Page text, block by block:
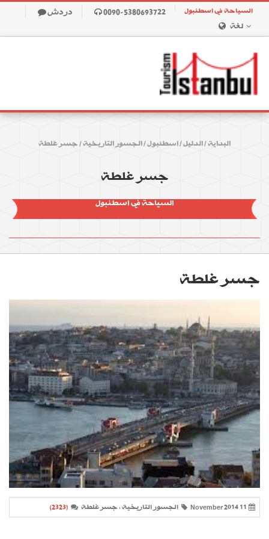
السياحة في اسطنبول 0090-5380693722 دردش
لغة
البداية/الدليل/اسطنبول/الجسور التاريخية/جسر غلطة
جسر غلطة
السياحة في اسطنبول
جسر غلطة
11 November 2014 الجسور التاريخية ، جسر غلطة (2323)